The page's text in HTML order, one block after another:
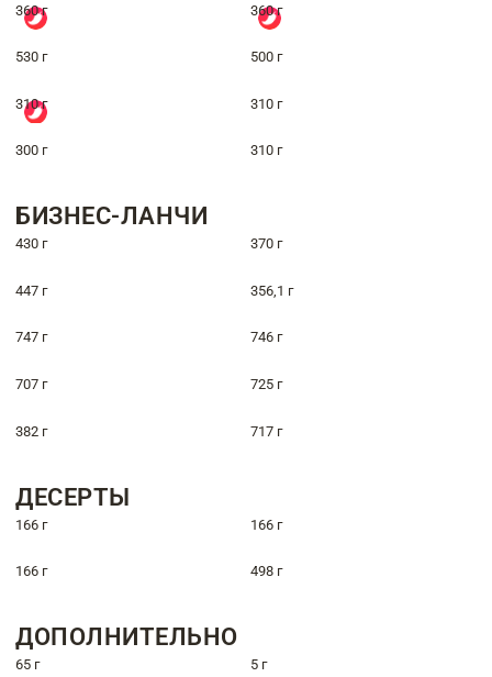
360 г 360 г
530 г 500 г
310 г 310 г
300 г 310 г
БИЗНЕС-ЛАНЧИ
430 г 370 г
447 г 356,1 г
747 г 746 г
707 г 725 г
382 г 717 г
ДЕСЕРТЫ
166 г 166 г
166 г 498 г
ДОПОЛНИТЕЛЬНО
65 г 5 г